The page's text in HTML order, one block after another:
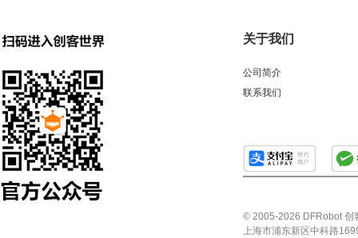
关于我们
公司简介
联系我们
© 2005-2026 DFRobot 创
上海市浦东新区中科路